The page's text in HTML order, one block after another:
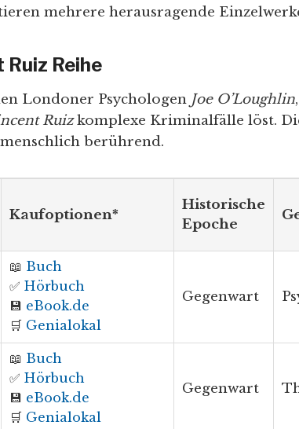
mehrere herausragende
Ruiz Reihe
Londoner Psychologen Joe O’Loughlin
Ruizkomplexe Kriminalfälle löst.
berührend.
Kaufoptionen*
Historische
Epoche
📖 Buch
✅ Hörbuch
💾 eBook.de
🛒 Genialokal
Gegenwart
📖 Buch
✅ Hörbuch
💾 eBook.de
🛒 Genialokal
Gegenwart